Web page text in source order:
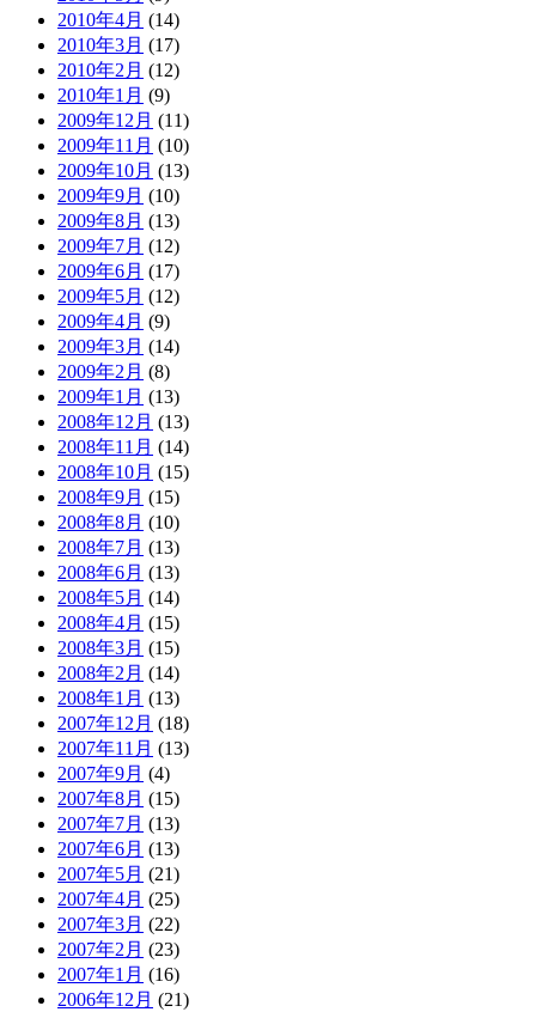
2010年4月 (14)
2010年3月 (17)
2010年2月 (12)
2010年1月 (9)
2009年12月 (11)
2009年11月 (10)
2009年10月 (13)
2009年9月 (10)
2009年8月 (13)
2009年7月 (12)
2009年6月 (17)
2009年5月 (12)
2009年4月 (9)
2009年3月 (14)
2009年2月 (8)
2009年1月 (13)
2008年12月 (13)
2008年11月 (14)
2008年10月 (15)
2008年9月 (15)
2008年8月 (10)
2008年7月 (13)
2008年6月 (13)
2008年5月 (14)
2008年4月 (15)
2008年3月 (15)
2008年2月 (14)
2008年1月 (13)
2007年12月 (18)
2007年11月 (13)
2007年9月 (4)
2007年8月 (15)
2007年7月 (13)
2007年6月 (13)
2007年5月 (21)
2007年4月 (25)
2007年3月 (22)
2007年2月 (23)
2007年1月 (16)
2006年12月 (21)